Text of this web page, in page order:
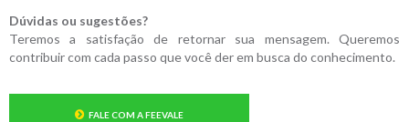
Dúvidas ou sugestões?
Teremos a satisfação de retornar sua mensagem. Queremos
contribuir com cada passo que você der em busca do conhecimento.
FALE COM A FEEVALE